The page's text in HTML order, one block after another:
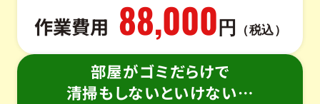
作業費用 88,000 円 （税込）
部屋がゴミだらけで
清掃もしないといけない…